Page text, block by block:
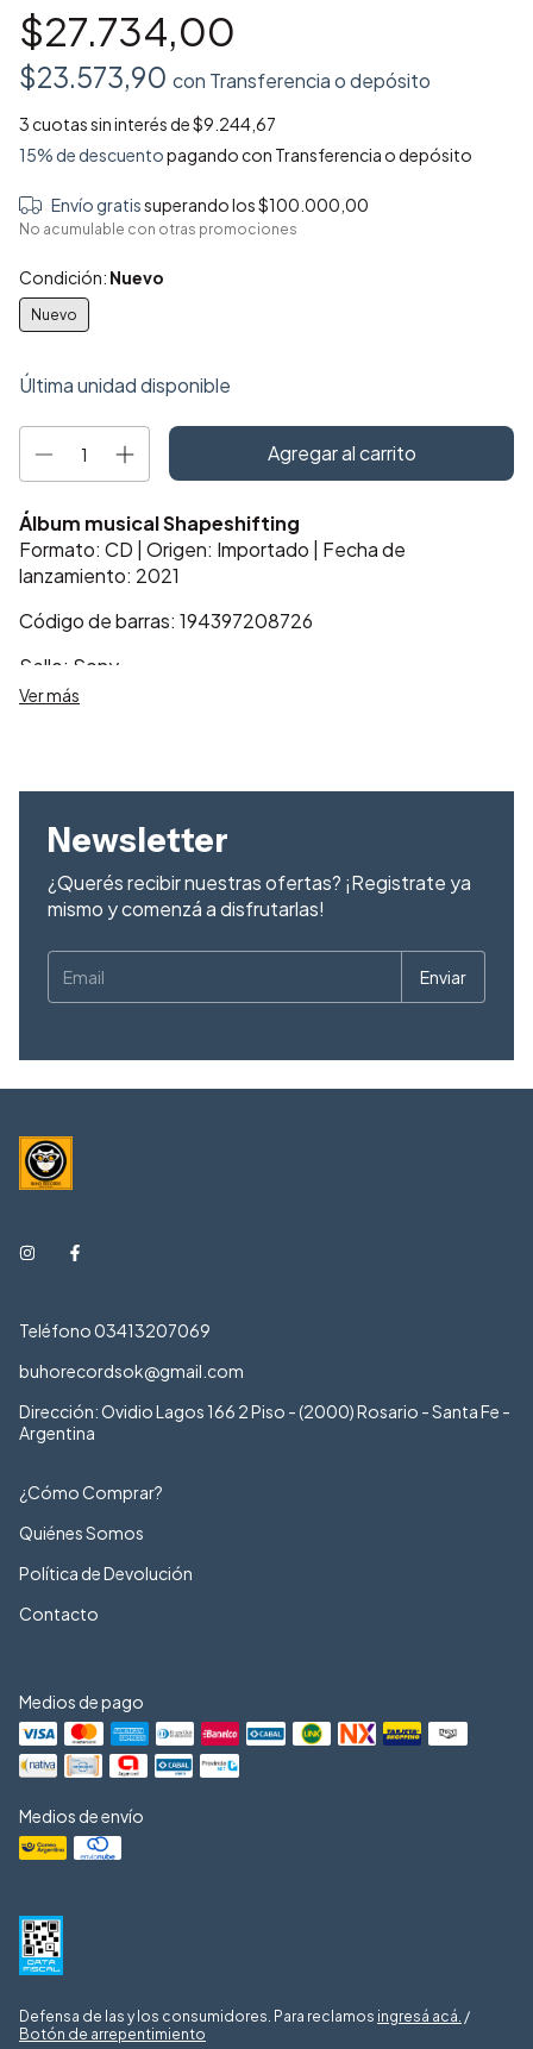
$27.734,00
$23.573,90 con Transferencia o depósito
3cuotas sin interés de$9.244,67
15% de descuentopagando con Transferencia o depósito
Envío gratissuperando los$100.000,00
No acumulable con otras promociones
Condición: Nuevo
Nuevo
Última unidad disponible
Álbum musical Shapeshifting
Formato: CD | Origen: Importado | Fecha de
lanzamiento: 2021
Código de barras: 194397208726
Sello: Sony
Descubrí
emociona. Ideal para quienes buscan una experiencia
colección lo mejor de la música argentina
contemporánea.
Ver más
Newsletter
¿Querés recibir nuestras ofertas? ¡Registrate ya
mismo y comenzá a disfrutarlas!
Teléfono 03413207069
buhorecordsok@gmail.com
Dirección: Ovidio Lagos 166 2 Piso - (2000) Rosario - Santa Fe -
Argentina
¿Cómo Comprar?
Quiénes Somos
Política de Devolución
Contacto
Medios de pago
Medios de envío
Defensa de las y los consumidores. Para reclamos ingresá acá. /
Botón de arrepentimiento